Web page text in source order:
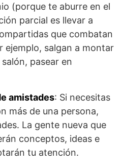
(porque te aburre en el
parcial es llevar a
que combatan
ejemplo, salgan a montar
pasear en
amistades: Si necesitas
más de una persona,
La gente nueva que
conceptos, ideas e
tu atención.